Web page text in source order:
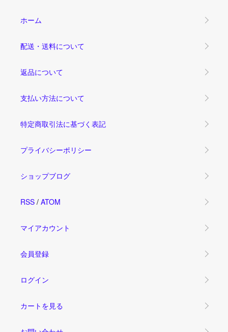
ホーム
配送・送料について
返品について
支払い方法について
特定商取引法に基づく表記
プライバシーポリシー
ショップブログ
RSS / ATOM
マイアカウント
会員登録
ログイン
カートを見る